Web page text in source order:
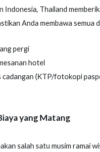
Indonesia, Thailand
Anda membawa semua
pergi
hotel
cadangan (KTP/fotokopi
yang Matang
salah satu musim ramai